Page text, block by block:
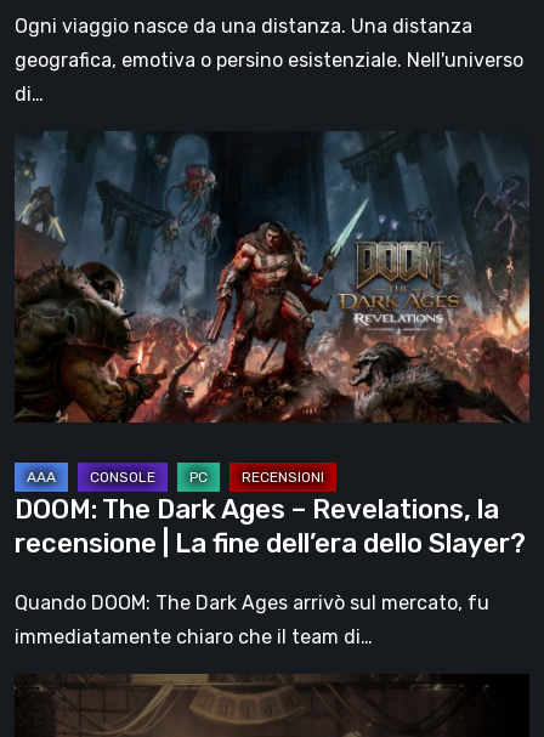
Ogni viaggio nasce da una distanza. Una distanza
geografica, emotiva o persino esistenziale. Nell'universo
di…
DOOM:
The
Dark
Ages
–
Revelations,
la
recensione
|
fine
dell’era
dello
DOOM: The Dark Ages – Revelations, la
recensione | La fine dell’era dello Slayer?
Quando DOOM: The Dark Ages arrivò sul mercato, fu
immediatamente chiaro che il team di…
Impermanence:
costruire